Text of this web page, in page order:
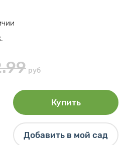
руб
Купить
Добавить в мой сад